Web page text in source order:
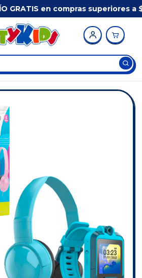
GRATIS en compras superiores a